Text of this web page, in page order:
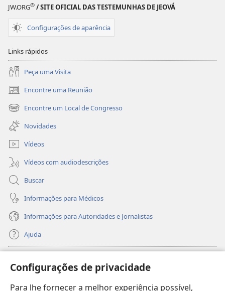
Configurações de privacidade
Para lhe fornecer a melhor experiência possível,
JW.ORG® / SITE OFICIAL DAS TESTEMUNHAS DE JEOVÁ
Configurações de aparência
Links rápidos
Peça uma Visita
Encontre uma Reunião
(abre
nova
janela)
Encontre um Local de Congresso
(abre
nova
janela)
Novidades
Vídeos
Vídeos com audiodescrições
Buscar
Informações para Médicos
Informações para Autoridades e Jornalistas
Ajuda
(abre
nova
janela)
Biblioteca On-line da Torre de Vigia™